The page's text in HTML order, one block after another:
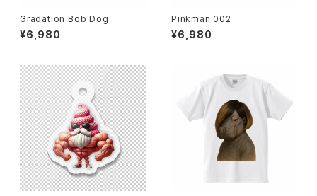
Gradation Bob Dog
¥6,980
Pinkman 002
¥6,980